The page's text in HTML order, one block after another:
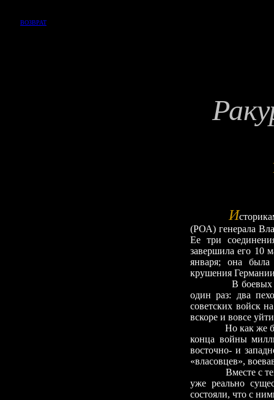
ВОЗВРАТ
И
(РОА) генерала
Ее три
завершила его 10
января; она была
крушения
В боевых
один раз: два
советских войск
вскоре и вовсе
Но как же
конца войны
восточно- и
«власовцев»,
Вместе с
уже реально
состояли, что с